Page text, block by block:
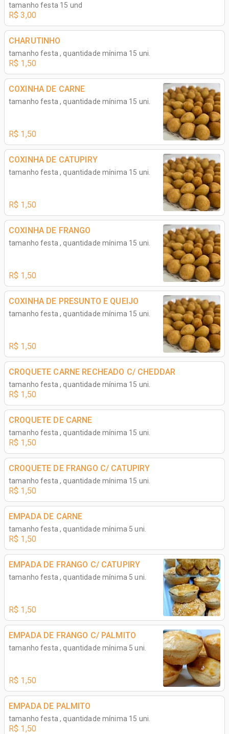
tamanho festa 15 und
R$ 3,00
CHARUTINHO
tamanho festa , quantidade mínima 15 uni.
R$ 1,50
COXINHA DE CARNE
tamanho festa , quantidade mínima 15 uni.
R$ 1,50
COXINHA DE CATUPIRY
tamanho festa , quantidade mínima 15 uni.
R$ 1,50
COXINHA DE FRANGO
tamanho festa , quantidade mínima 15 uni.
R$ 1,50
COXINHA DE PRESUNTO E QUEIJO
tamanho festa , quantidade mínima 15 uni.
R$ 1,50
CROQUETE CARNE RECHEADO C/ CHEDDAR
tamanho festa , quantidade mínima 15 uni.
R$ 1,50
CROQUETE DE CARNE
tamanho festa , quantidade mínima 15 uni.
R$ 1,50
CROQUETE DE FRANGO C/ CATUPIRY
tamanho festa , quantidade mínima 15 uni.
R$ 1,50
EMPADA DE CARNE
tamanho festa , quantidade mínima 5 uni.
R$ 1,50
EMPADA DE FRANGO C/ CATUPIRY
tamanho festa , quantidade mínima 5 uni.
R$ 1,50
EMPADA DE FRANGO C/ PALMITO
tamanho festa , quantidade mínima 5 uni.
R$ 1,50
EMPADA DE PALMITO
tamanho festa , quantidade mínima 15 uni.
R$ 1,50